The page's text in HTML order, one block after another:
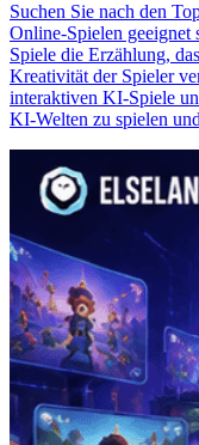
Suchen Sie nach den
Online-Spielen geeignet
Spiele die Erzählung,
Kreativität der Spieler
interaktiven KI-Spiele
KI-Welten zu spielen